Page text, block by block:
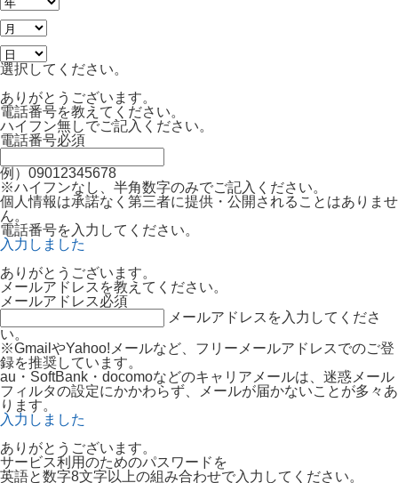
選択してください。
ありがとうございます。
電話番号を教えてください。
ハイフン無しでご記入ください。
電話番号必須
例）09012345678
※ハイフンなし、半角数字のみでご記入ください。
個人情報は承諾なく第三者に提供・公開されることはありませ
ん。
電話番号を入力してください。
入力しました
ありがとうございます。
メールアドレスを教えてください。
メールアドレス必須
メールアドレスを入力してくださ
い。
※GmailやYahoo!メールなど、フリーメールアドレスでのご登
録を推奨しています。
au・SoftBank・docomoなどのキャリアメールは、迷惑メール
フィルタの設定にかかわらず、メールが届かないことが多々あ
ります。
入力しました
ありがとうございます。
サービス利用のためのパスワードを
英語と数字8文字以上の組み合わせで入力してください。